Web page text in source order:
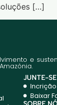
[…]
e
JUNTE-
Baixar